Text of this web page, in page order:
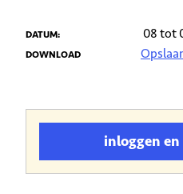
DATUM: 08 tot
DOWNLOAD
inloggen